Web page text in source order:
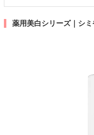
薬用美白シリーズ｜シ